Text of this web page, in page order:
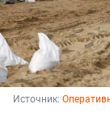
Источник: